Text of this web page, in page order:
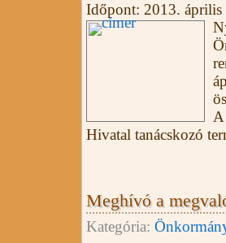
Időpont: 2013.
A
Hivatal tanácskozó
Meghívó a
Kategória: